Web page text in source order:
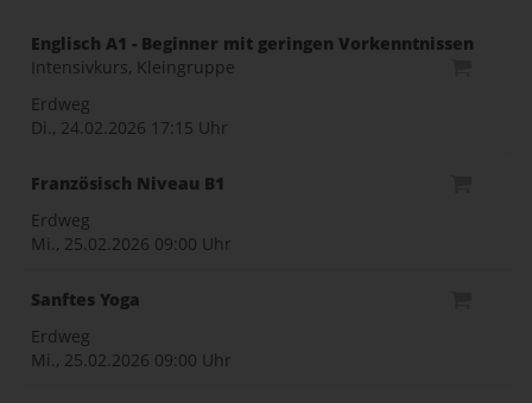
Englisch A1 - Beginner mit geringen Vorkenntnissen
Intensivkurs, Kleingruppe
Erdweg
Di., 24.02.2026 17:15 Uhr
Französisch Niveau B1
Erdweg
Mi., 25.02.2026 09:00 Uhr
Sanftes Yoga
Erdweg
Mi., 25.02.2026 09:00 Uhr